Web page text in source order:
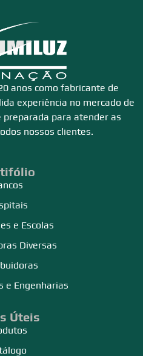
anos como fabricante de
experiência no mercado de
para atender as
nossos clientes.
e Escolas
Diversas
e Engenharias
Úteis